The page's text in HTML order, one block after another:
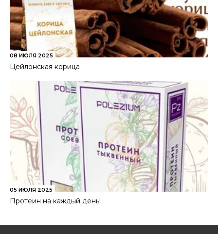
08 ИЮЛЯ 2025
Цейлонская корица
05 ИЮЛЯ 2025
Протеин на каждый день!